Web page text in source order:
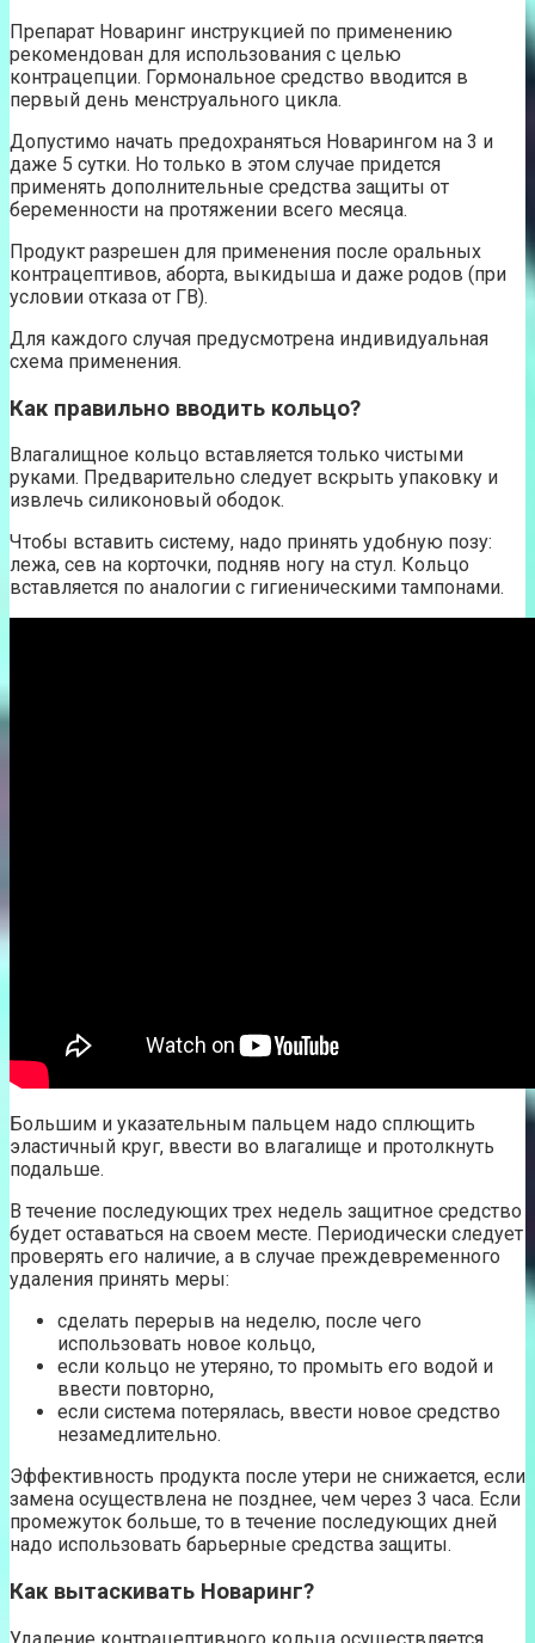
Препарат Новаринг инструкцией по применению
рекомендован для использования с целью
контрацепции. Гормональное средство вводится в
первый день менструального цикла.
Допустимо начать предохраняться Новарингом на 3 и
даже 5 сутки. Но только в этом случае придется
применять дополнительные средства защиты от
беременности на протяжении всего месяца.
Продукт разрешен для применения после оральных
контрацептивов, аборта, выкидыша и даже родов (при
условии отказа от ГВ).
Для каждого случая предусмотрена индивидуальная
схема применения.
Как правильно вводить кольцо?
Влагалищное кольцо вставляется только чистыми
руками. Предварительно следует вскрыть упаковку и
извлечь силиконовый ободок.
Чтобы вставить систему, надо принять удобную позу:
лежа, сев на корточки, подняв ногу на стул. Кольцо
вставляется по аналогии с гигиеническими тампонами.
Большим и указательным пальцем надо сплющить
эластичный круг, ввести во влагалище и протолкнуть
подальше.
В течение последующих трех недель защитное средство
будет оставаться на своем месте. Периодически следует
проверять его наличие, а в случае преждевременного
удаления принять меры:
сделать перерыв на неделю, после чего
использовать новое кольцо,
если кольцо не утеряно, то промыть его водой и
ввести повторно,
если система потерялась, ввести новое средство
незамедлительно.
Эффективность продукта после утери не снижается, если
замена осуществлена не позднее, чем через 3 часа. Если
промежуток больше, то в течение последующих дней
надо использовать барьерные средства защиты.
Как вытаскивать Новаринг?